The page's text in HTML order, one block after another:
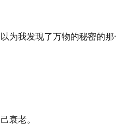
为我发现了万物的秘密的
衰老。